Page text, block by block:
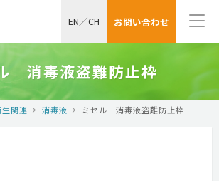
お問い合わせ
EN／CH
消毒液盗難防止枠
生関連 消毒液 ミセル 消毒液盗難防止枠